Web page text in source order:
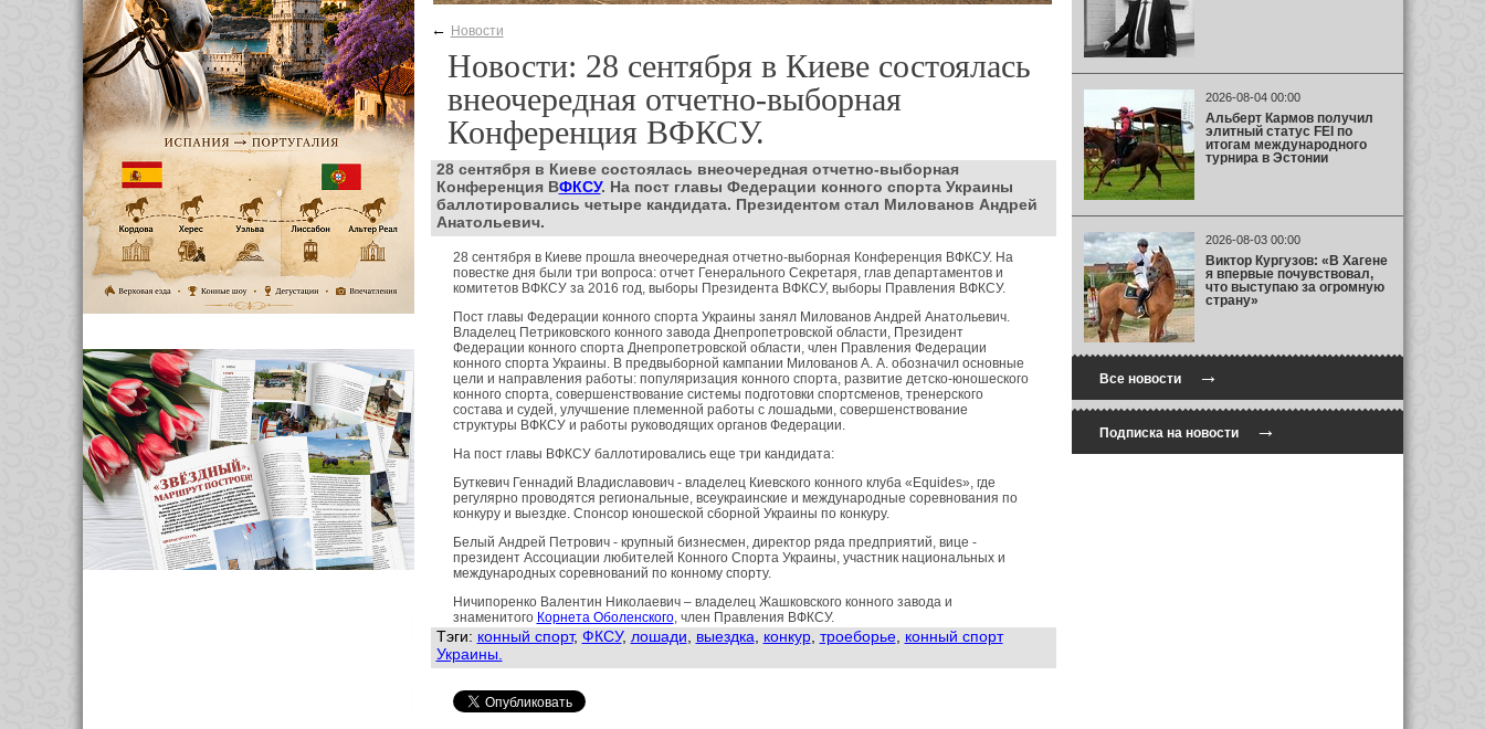
← Новости
Новости: 28 сентября в Киеве состоялась
внеочередная отчетно-выборная
Конференция ВФКСУ.
28 сентября в Киеве состоялась внеочередная отчетно-выборная
Конференция ВФКСУ. На пост главы Федерации конного спорта Украины
баллотировались четыре кандидата. Президентом стал Милованов Андрей
Анатольевич.
28 сентября в Киеве прошла внеочередная отчетно-выборная Конференция ВФКСУ. На
повестке дня были три вопроса: отчет Генерального Секретаря, глав департаментов и
комитетов ВФКСУ за 2016 год, выборы Президента ВФКСУ, выборы Правления ВФКСУ.
Пост главы Федерации конного спорта Украины занял Милованов Андрей Анатольевич.
Владелец Петриковского конного завода Днепропетровской области, Президент
Федерации конного спорта Днепропетровской области, член Правления Федерации
конного спорта Украины. В предвыборной кампании Милованов А. А. обозначил основные
цели и направления работы: популяризация конного спорта, развитие детско-юношеского
конного спорта, совершенствование системы подготовки спортсменов, тренерского
состава и судей, улучшение племенной работы с лошадьми, совершенствование
структуры ВФКСУ и работы руководящих органов Федерации.
На пост главы ВФКСУ баллотировались еще три кандидата:
Буткевич Геннадий Владиславович - владелец Киевского конного клуба «Equides», где
регулярно проводятся региональные, всеукраинские и международные соревнования по
конкуру и выездке. Спонсор юношеской сборной Украины по конкуру.
Белый Андрей Петрович - крупный бизнесмен, директор ряда предприятий, вице -
президент Ассоциации любителей Конного Спорта Украины, участник национальных и
международных соревнований по конному спорту.
Ничипоренко Валентин Николаевич – владелец Жашковского конного завода и
знаменитого Корнета Оболенского, член Правления ВФКСУ.
Тэги: конный спорт, ФКСУ, лошади выездка конкур, троеборье, конный спорт
Украины.
2026-08-04 00:00
Альберт Кармов получил
элитный статус FEI по
итогам международного
турнира в Эстонии
2026-08-03 00:00
Виктор Кургузов: «В Хагене
я впервые почувствовал,
что выступаю за огромную
страну»
Все новости→
Подписка на новости→